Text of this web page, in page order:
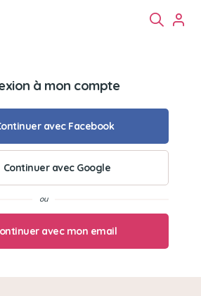
Chats
à mon compte
avec Facebook
Continuer avec Google
avec mon email